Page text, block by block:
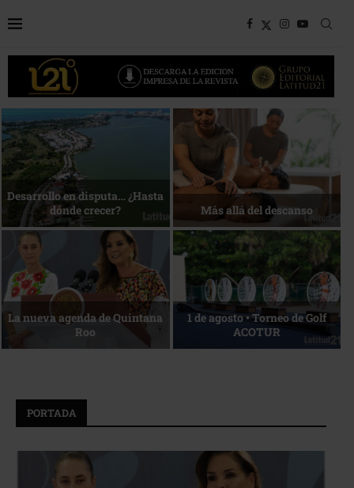
Bottega, un viaje servido a la
mesa
Energía que Impulsa la
competitividad
Reconocimiento de viajeros La esencia del servicio
PORTADA